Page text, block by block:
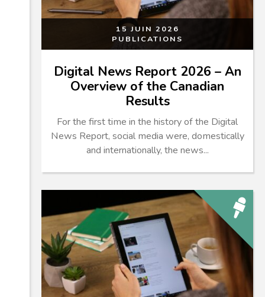
15 JUIN 2026
PUBLICATIONS
Digital News Report 2026 – An
Overview of the Canadian
Results
For the first time in the history of the Digital
News Report, social media were, domestically
and internationally, the news...